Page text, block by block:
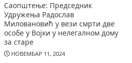
Саопштење: Председник
Удружења Радослав
Миловановић у вези смрти две
особе у Војки у нелегалном дому
за старе
НОВЕМБАР 11, 2024